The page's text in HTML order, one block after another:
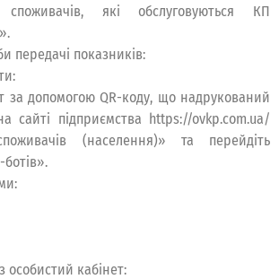
споживачів, які обслуговуються КП
передачі показників:
за допомогою QR-коду, що надрукований
сайті підприємства https://ovkp.com.ua/
(населення)» та перейдіть
ботів».
кабінет: